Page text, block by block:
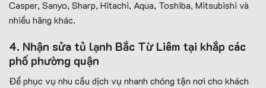
Casper, Sanyo, Sharp, Hitachi, Aqua, Toshiba, Mitsubishi và
nhiều hãng khác.
4. Nhận sửa tủ lạnh Bắc Từ Liêm tại khắp các
phố phường quận
Để phục vụ nhu cầu dịch vụ nhanh chóng tận nơi cho khách